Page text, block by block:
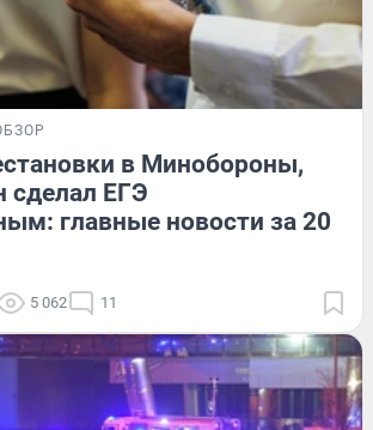
в Минобороны,
сделал ЕГЭ
главные новости за 20
5 062 11